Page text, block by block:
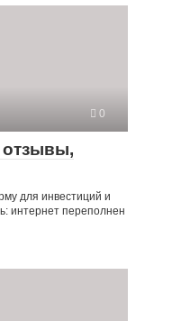
0
для инвестиций и
интернет переполнен